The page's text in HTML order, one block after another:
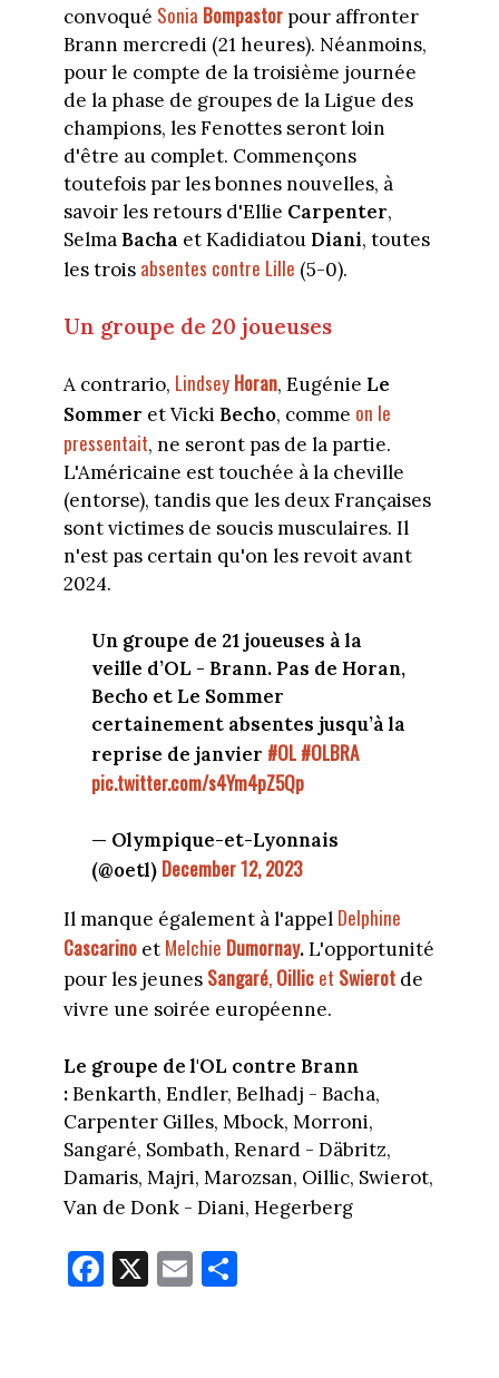
convoqué Sonia Bompastor pour affronter
Brann mercredi (21 heures). Néanmoins,
pour le compte de la troisième journée
de la phase de groupes de la Ligue des
champions, les Fenottes seront loin
d'être au complet. Commençons
toutefois par les bonnes nouvelles, à
savoir les retours d'Ellie Carpenter,
Selma Bacha et Kadidiatou Diani, toutes
les trois absentes contre Lille (5-0).
Un groupe de 20 joueuses
A contrario, Lindsey Horan, Eugénie Le
Sommer et Vicki Becho, comme on le
pressentait, ne seront pas de la partie.
L'Américaine est touchée à la cheville
(entorse), tandis que les deux Françaises
sont victimes de soucis musculaires. Il
n'est pas certain qu'on les revoit avant
2024.
Un groupe de 21 joueuses à la
veille d’OL - Brann. Pas de Horan,
Becho et Le Sommer
certainement absentes jusqu’à la
reprise de janvier #OL #OLBRA
pic.twitter.com/s4Ym4pZ5Qp
— Olympique-et-Lyonnais
(@oetl) December 12, 2023
Il manque également à l'appel Delphine
Cascarinoet Melchie Dumornay.L'opportunité
pour les jeunes Sangaré, Oillic et Swierot de
vivre une soirée européenne.
Le groupe de l'OL contre Brann
:Benkarth, Endler, Belhadj - Bacha,
Carpenter Gilles, Mbock, Morroni,
Sangaré, Sombath, Renard - Däbritz,
Damaris, Majri, Marozsan, Oillic, Swierot,
Van de Donk - Diani, Hegerberg
Fa
ce
X E
m
Pa